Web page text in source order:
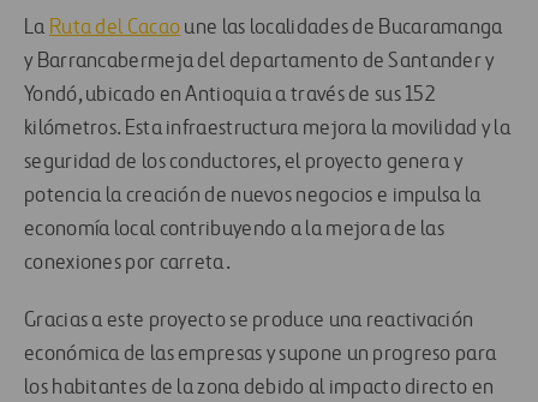
La Ruta del Cacao une las localidades de Bucaramanga
y Barrancabermeja del departamento de Santander y
Yondó, ubicado en Antioquia a través de sus 152
kilómetros. Esta infraestructura mejora la movilidad y la
seguridad de los conductores, el proyecto genera y
potencia la creación de nuevos negocios e impulsa la
economía local contribuyendo a la mejora de las
conexiones por carreta.
Gracias a este proyecto se produce una reactivación
económica de las empresas y supone un progreso para
los habitantes de la zona debido al impacto directo en